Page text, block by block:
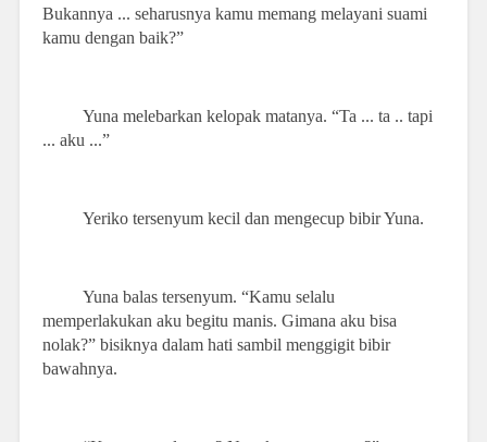
Bukannya ... seharusnya kamu memang melayani suami
kamu dengan baik?”
Yuna melebarkan kelopak matanya. “Ta ... ta .. tapi
... aku ...”
Yeriko tersenyum kecil dan mengecup bibir Yuna.
Yuna balas tersenyum. “Kamu selalu
memperlakukan aku begitu manis. Gimana aku bisa
nolak?” bisiknya dalam hati sambil menggigit bibir
bawahnya.